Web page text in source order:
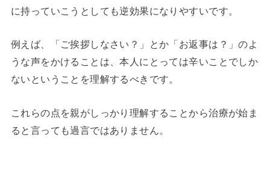
に持っていこうとしても逆効果になりやすいです。
例えば、「ご挨拶しなさい？」とか「お返事は？」のよ
うな声をかけることは、本人にとっては辛いことでしか
ないということを理解するべきです。
これらの点を親がしっかり理解することから治療が始ま
ると言っても過言ではありません。